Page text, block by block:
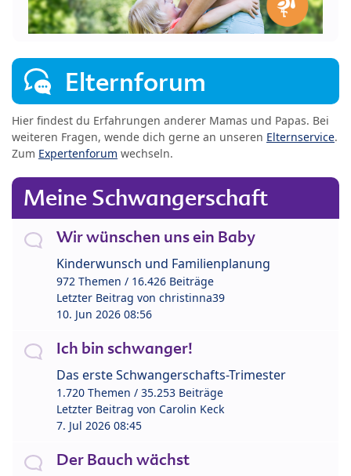
Elternforum
Hier findest du Erfahrungen anderer Mamas und Papas. Bei
weiteren Fragen, wende dich gerne an unseren Elternservice.
Zum Expertenforum wechseln.
Meine Schwangerschaft
Wir wünschen uns ein Baby
Kinderwunsch und Familienplanung
972 Themen / 16.426 Beiträge
Letzter Beitrag von christinna39
10. Jun 2026 08:56
Ich bin schwanger!
Das erste Schwangerschafts-Trimester
1.720 Themen / 35.253 Beiträge
Letzter Beitrag von Carolin Keck
7. Jul 2026 08:45
Der Bauch wächst